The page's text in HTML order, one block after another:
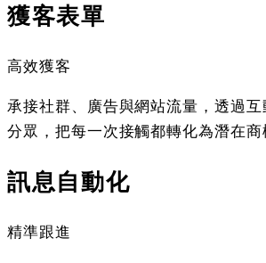
獲客表單
高效獲客
承接社群、廣告與網站流量，透過
分眾，把每一次接觸都轉化為潛在商
訊息自動化
精準跟進